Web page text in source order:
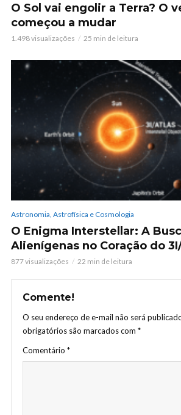
O Sol vai engolir a Terra? O
começou a mudar
1.498 visualizações 25 min de leitura
Astronomia, Astrofísica e Cosmologia
O Enigma Interstellar: A
Alienígenas no Coração do
877 visualizações 22 min de leitura
Comente!
O seu endereço de e-mail não será
obrigatórios são marcados com *
Comentário *